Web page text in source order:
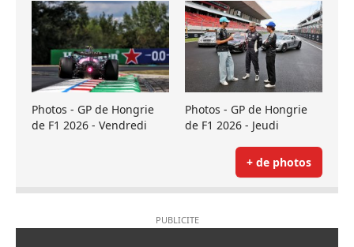
Photos - GP de Hongrie
de F1 2026 - Vendredi
Photos - GP de Hongrie
de F1 2026 - Jeudi
+ de photos